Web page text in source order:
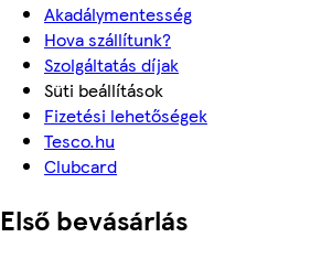
Akadálymentesség
Hova szállítunk?
Szolgáltatás díjak
Süti beállítások
Fizetési lehetőségek
Tesco.hu
Clubcard
Első bevásárlás